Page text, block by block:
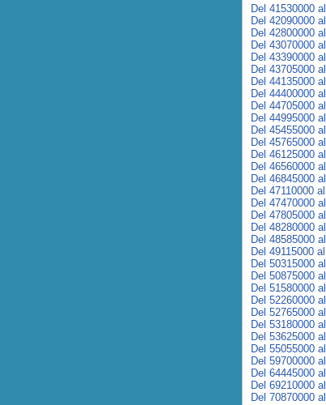
Del 41530000
Del 42090000
Del 42800000
Del 43070000
Del 43390000
Del 43705000
Del 44135000
Del 44400000
Del 44705000
Del 44995000
Del 45455000
Del 45765000
Del 46125000
Del 46560000
Del 46845000
Del 47110000
Del 47470000
Del 47805000
Del 48280000
Del 48585000
Del 49115000
Del 50315000
Del 50875000
Del 51580000
Del 52260000
Del 52765000
Del 53180000
Del 53625000
Del 55055000
Del 59700000
Del 64445000
Del 69210000
Del 70870000